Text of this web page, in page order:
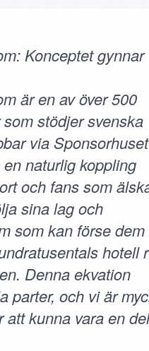
Konceptet gynnar
är en av över 500
stödjer svenska
via
naturlig koppling
och fans som
sina lag och
som kan förse
hotell
Denna ekvation
parter, och vi är
att kunna vara en